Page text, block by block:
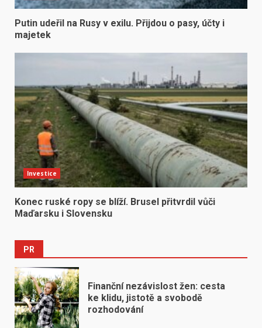
Putin udeřil na Rusy v exilu. Přijdou o pasy, účty i
majetek
Investice
Konec ruské ropy se blíží. Brusel přitvrdil vůči
Maďarsku i Slovensku
PR
Finanční nezávislost žen: cesta
ke klidu, jistotě a svobodě
rozhodování